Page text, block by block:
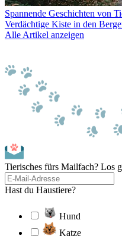
Spannende Geschichten von
Verdächtige Kiste in den
Alle Artikel anzeigen
Tierisches fürs Mailfach? Los
Hast du Haustiere?
Hund
Katze